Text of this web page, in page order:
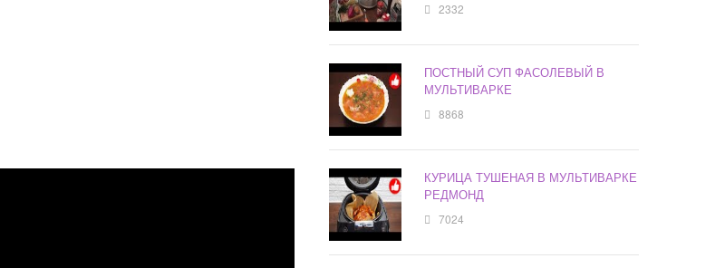
2332
ПОСТНЫЙ СУП ФАСОЛЕВЫЙ В
МУЛЬТИВАРКЕ
8868
КУРИЦА ТУШЕНАЯ В МУЛЬТИВАРКЕ
РЕДМОНД
7024